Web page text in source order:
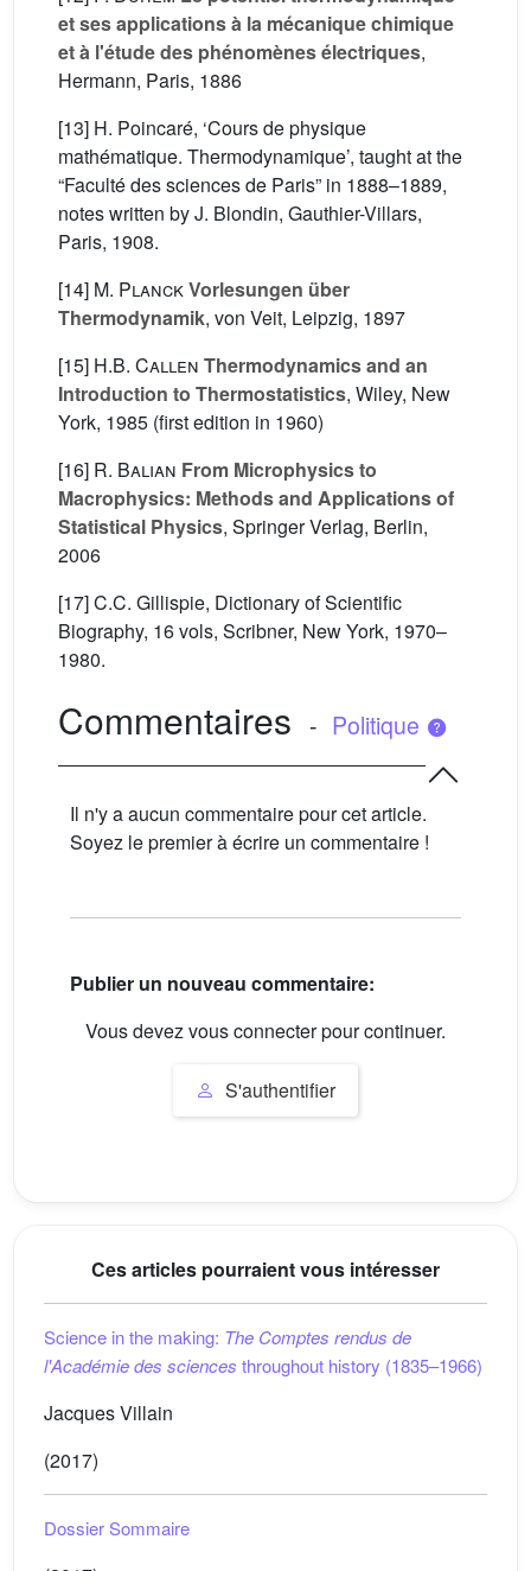
et ses applications à la mécanique chimique
et à l'étude des phénomènes électriques,
Hermann, Paris, 1886
[13] H. Poincaré, ‘Cours de physique
mathématique. Thermodynamique’, taught at the
“Faculté des sciences de Paris” in 1888–1889,
notes written by J. Blondin, Gauthier-Villars,
Paris, 1908.
[14] M. PlanckVorlesungen über
Thermodynamik, von Veit, Leipzig, 1897
[15] H.B. Callen Thermodynamics and an
Introduction to Thermostatistics, Wiley, New
York, 1985 (first edition in 1960)
[16] R. Balian From Microphysics to
Macrophysics: Methods and Applications of
Statistical Physics, Springer Verlag, Berlin,
2006
[17] C.C. Gillispie, Dictionary of Scientific
Biography, 16 vols, Scribner, New York, 1970–
1980.
Commentaires - Politique
Il n'y a aucun commentaire pour cet article.
Soyez le premier à écrire un commentaire !
Publier un nouveau commentaire:
Vous devez vous connecter pour continuer.
S'authentifier
Ces articles pourraient vous intéresser
Science in the making: The Comptes rendus de
l'Académie des sciences throughout history (1835–1966)
Jacques Villain
(2017)
Dossier Sommaire